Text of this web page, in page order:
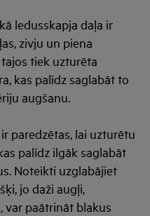
ledusskapja daļa ir
zivju un piena
tiek uzturēta
kas palīdz saglabāt to
augšanu.
paredzētas, lai uzturētu
palīdz ilgāk saglabāt
Noteikti uzglabājiet
jo daži augļi,
var paātrināt blakus